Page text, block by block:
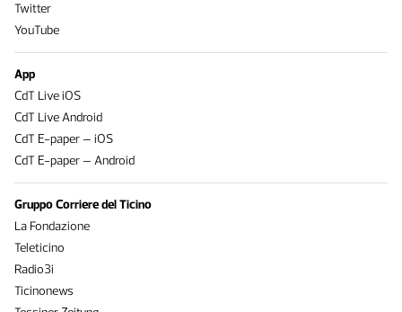
Twitter
YouTube
App
CdT Live iOS
CdT Live Android
CdT E-paper – iOS
CdT E-paper – Android
Gruppo Corriere del Ticino
La Fondazione
Teleticino
Radio3i
Ticinonews